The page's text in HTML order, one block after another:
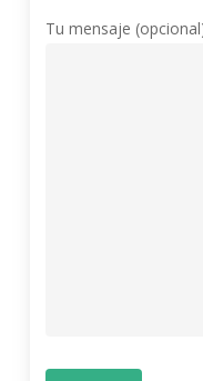
Tu mensaje